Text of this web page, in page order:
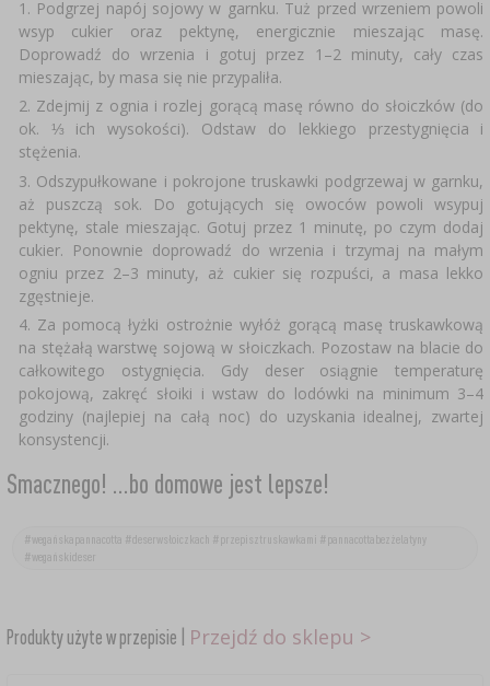
OSŁONKI
JELITA
PEKLE, MARYNATY I ZIOŁA
KULTURY BAKTERII
LITERATURA WĘDLINIARSTWO
AROMATY DYMU WĘDZARNICZEGO
KORKOWANIE
AKCESORIA WINIARSKIE ›
MIERNIKI, WSKAŹNIKI
BUTELKI ›
GĄSIORY
REGAŁY
AROMATYZACJA
LITERATURA
BADANIA WINA
ETYKIETY
LEJKI
ETYKIETY
DROŻDŻE GORZELNICZE
WĘGIEL AKTYWNY
SUBSTANCJE DODATKOWE
ETYKIETY
BADANIA ALKOHOLU
LITERATURA
PRZECHOWYWANIE
MŁYNKI I MOŹDZIERZE
GADŻETY DOMOWE
MOTORYZACJA
Podgrzej napój sojowy w garnku. Tuż przed wrzeniem powoli
wsyp cukier oraz pektynę, energicznie mieszając masę.
Doprowadź do wrzenia i gotuj przez 1–2 minuty, cały czas
mieszając, by masa się nie przypaliła.
Zdejmij z ognia i rozlej gorącą masę równo do słoiczków (do
ok. ⅓ ich wysokości). Odstaw do lekkiego przestygnięcia i
stężenia.
Odszypułkowane i pokrojone truskawki podgrzewaj w garnku,
aż puszczą sok. Do gotujących się owoców powoli wsypuj
pektynę, stale mieszając. Gotuj przez 1 minutę, po czym dodaj
cukier. Ponownie doprowadź do wrzenia i trzymaj na małym
ogniu przez 2–3 minuty, aż cukier się rozpuści, a masa lekko
zgęstnieje.
Za pomocą łyżki ostrożnie wyłóż gorącą masę truskawkową
na stężałą warstwę sojową w słoiczkach. Pozostaw na blacie do
całkowitego ostygnięcia. Gdy deser osiągnie temperaturę
pokojową, zakręć słoiki i wstaw do lodówki na minimum 3–4
godziny (najlepiej na całą noc) do uzyskania idealnej, zwartej
konsystencji.
Smacznego! ...bo domowe jest lepsze!
#wegańskapannacotta #deserwsłoiczkach #przepisztruskawkami #pannacottabezżelatyny
#wegańskideser
Produkty użyte w przepisie | Przejdź do sklepu >